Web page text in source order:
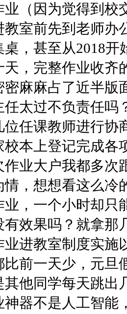
业（因为觉得到校
教室前先到老师办
桌，甚至从2018
天，完整作业收齐
密麻麻占了近半版
任太过不负责任吗
位任课教师进行协
校本上登记完成各
作业大户我都多次
情，想想看这么冷
业，一个小时却只
有效果吗？就拿那
业进教室制度实施
比前一天少，元旦
其他同学每天跳出
神器不是人工智能